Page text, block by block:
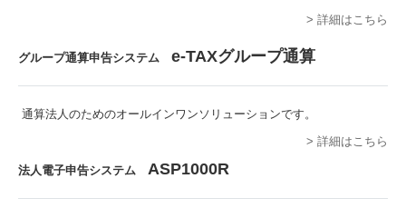
> 詳細はこちら
グループ通算申告システム e-TAXグループ通算
通算法人のためのオールインワンソリューションです。
> 詳細はこちら
法人電子申告システム ASP1000R